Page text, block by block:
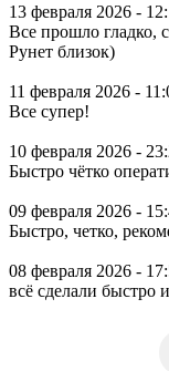
13 февраля 2026 -
Все прошло гладко,
Рунет близок)
11 февраля 2026 -
Все супер!
10 февраля 2026 -
Быстро чётко
09 февраля 2026 -
Быстро, четко,
08 февраля 2026 -
всё сделали быстро